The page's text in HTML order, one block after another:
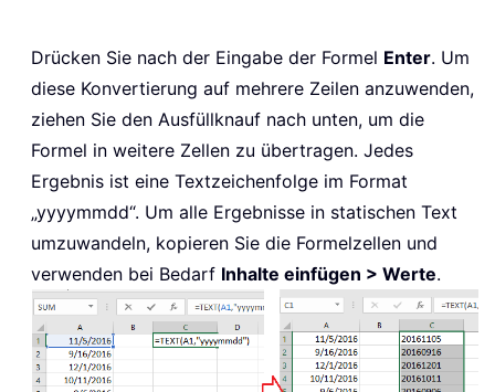
Drücken Sie nach der Eingabe der Formel Enter. Um
diese Konvertierung auf mehrere Zeilen anzuwenden,
ziehen Sie den Ausfüllknauf nach unten, um die
Formel in weitere Zellen zu übertragen. Jedes
Ergebnis ist eine Textzeichenfolge im Format
„yyyymmdd“. Um alle Ergebnisse in statischen Text
umzuwandeln, kopieren Sie die Formelzellen und
verwenden bei Bedarf Inhalte einfügen > Werte.